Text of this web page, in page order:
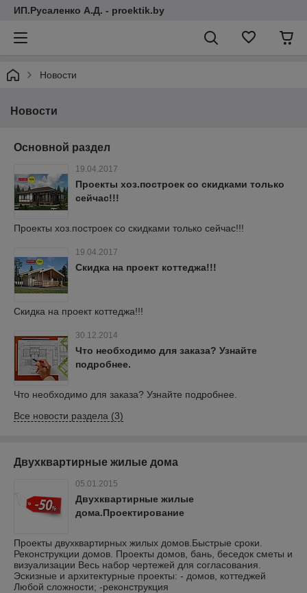
ИП.Русаленко А.Д. - proektik.by
Новости
Новости
Основной раздел
19.04.2017
Проекты хоз.построек со скидками только
сейчас!!!
Проекты хоз.построек со скидками только сейчас!!!
19.04.2017
Скидка на проект коттеджа!!!
Скидка на проект коттеджа!!!
30.12.2014
Что необходимо для заказа? Узнайте
подробнее.
Что необходимо для заказа? Узнайте подробнее.
Все новости раздела (3)
Двухквартирные жилые дома
05.01.2015
Двухквартирные жилые
дома.Проектирование
Проекты двухквартирных жилых домов.Быстрые сроки.
Реконструкции домов. Проекты домов, бань, беседок сметы и
визуализации Весь набор чертежей для согласования.
Эскизные и архитектурные проекты: - домов, коттеджей
Любой сложности; -реконструкция